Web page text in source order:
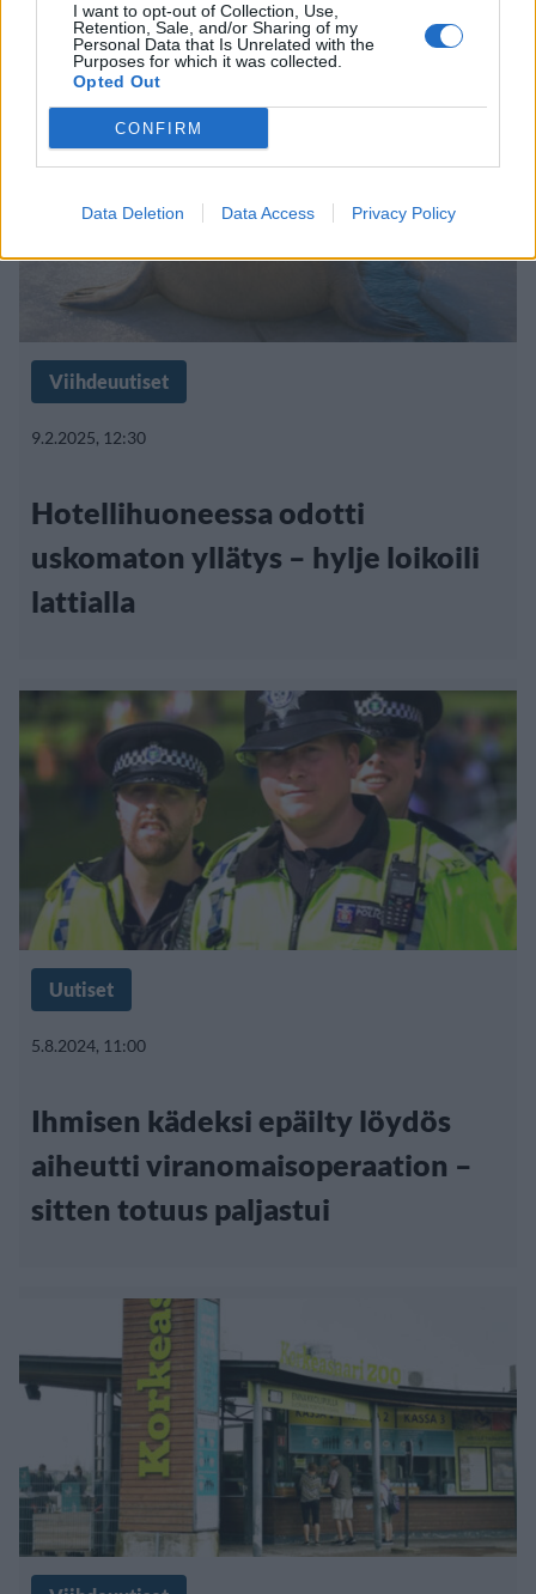
I want to opt-out of Collection, Use,
Retention, Sale, and/or Sharing of my
Personal Data that Is Unrelated with the
Purposes for which it was collected.
Opted Out
CONFIRM
Data Deletion Data Access Privacy Policy
Viihdeuutiset
9.2.2025, 12:30
Hotellihuoneessa odotti
uskomaton yllätys – hylje loikoili
lattialla
Uutiset
5.8.2024, 11:00
Ihmisen kädeksi epäilty löydös
aiheutti viranomaisoperaation –
sitten totuus paljastui